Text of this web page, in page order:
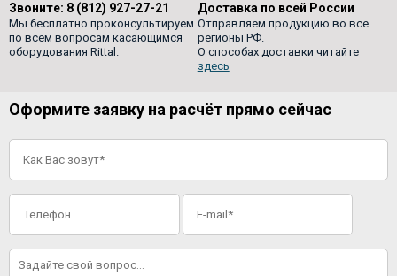
Звоните: 8 (812) 927-27-21
Мы бесплатно проконсультируем
по всем вопросам касающимся
оборудования Rittal.
Доставка по всей России
Отправляем продукцию во все
регионы РФ.
О способах доставки читайте
здесь
Оформите заявку на расчёт прямо сейчас